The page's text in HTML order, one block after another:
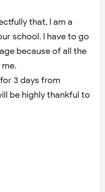
that, I am a
school. I have to go
because of all the
3 days from
be highly thankful to